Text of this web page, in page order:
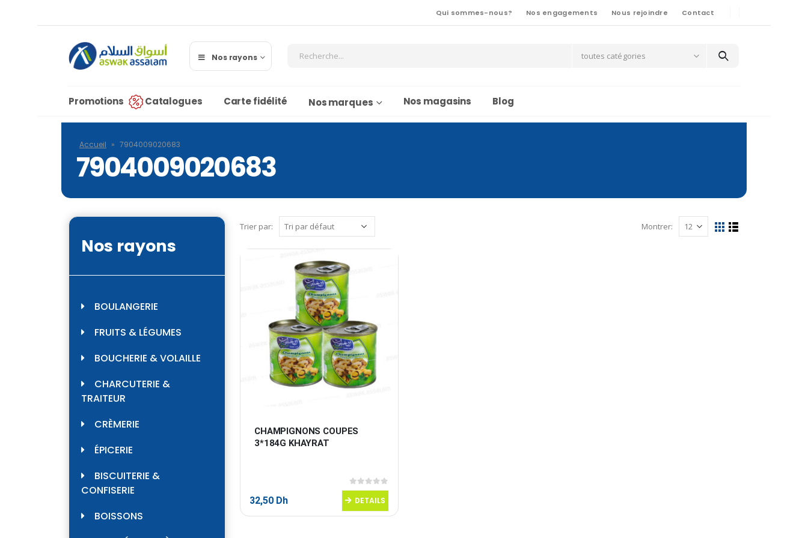
Qui sommes-nous? Nos engagements Nous rejoindre Contact
Nos rayons toutes catégories
Promotions Catalogues Carte fidélité Nos marques Nos magasins Blog
Accueil » 7904009020683
7904009020683
Trier par: Montrer:
CHAMPIGNONS COUPES
3*184G KHAYRAT
0sur 5
32,50 Dh DETAILS
Nos rayons
BOULANGERIE
FRUITS & LÉGUMES
BOUCHERIE & VOLAILLE
CHARCUTERIE &
TRAITEUR
CRÈMERIE
ÉPICERIE
BISCUITERIE &
CONFISERIE
BOISSONS